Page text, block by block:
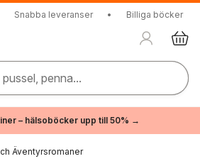
Snabba leveranser • Billiga böcker
penna...
– hälsoböcker upp till 50% →
Äventyrsromaner